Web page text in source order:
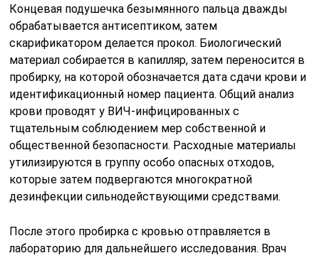
Концевая подушечка безымянного пальца дважды
обрабатывается антисептиком, затем
скарификатором делается прокол. Биологический
материал собирается в капилляр, затем переносится в
пробирку, на которой обозначается дата сдачи крови и
идентификационный номер пациента. Общий анализ
крови проводят у ВИЧ-инфицированных с
тщательным соблюдением мер собственной и
общественной безопасности. Расходные материалы
утилизируются в группу особо опасных отходов,
которые затем подвергаются многократной
дезинфекции сильнодействующими средствами.
После этого пробирка с кровью отправляется в
лабораторию для дальнейшего исследования. Врач